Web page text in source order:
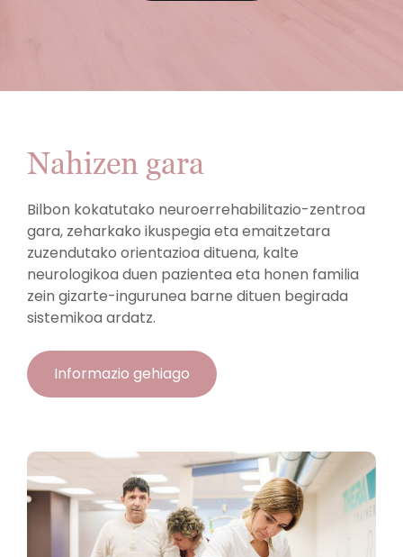
Nahizen gara
Bilbon kokatutako neuroerrehabilitazio-zentroa
gara, zeharkako ikuspegia eta emaitzetara
zuzendutako orientazioa dituena, kalte
neurologikoa duen pazientea eta honen familia
zein gizarte-ingurunea barne dituen begirada
sistemikoa ardatz.
Informazio gehiago